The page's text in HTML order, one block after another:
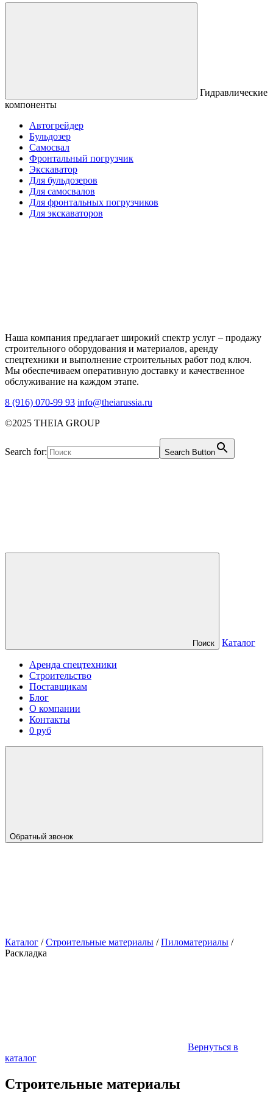
Гидравлические
компоненты
Автогрейдер
Бульдозер
Самосвал
Фронтальный погрузчик
Экскаватор
Для бульдозеров
Для самосвалов
Для фронтальных погрузчиков
Для экскаваторов
Наша компания предлагает широкий спектр услуг – продажу
строительного оборудования и материалов, аренду
спецтехники и выполнение строительных работ под ключ.
Мы обеспечиваем оперативную доставку и качественное
обслуживание на каждом этапе.
8 (916) 070-99 93 info@theiarussia.ru
©2025 THEIA GROUP
Search for: Search Button
Поиск Каталог
Аренда спецтехники
Строительство
Поставщикам
Блог
О компании
Контакты
0 руб
Обратный звонок
Каталог /Строительные материалы /Пиломатериалы /
Раскладка
Вернуться в
каталог
Строительные материалы